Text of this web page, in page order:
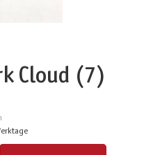
Cloud (7)
benutze die Schaltflächen um die Anzahl zu